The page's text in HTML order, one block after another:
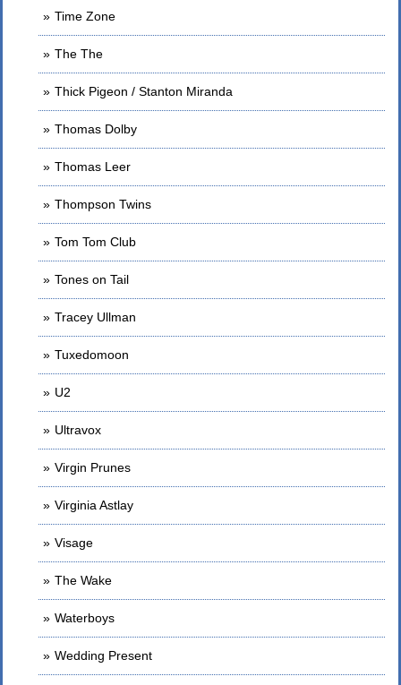
Time Zone
The The
Thick Pigeon / Stanton Miranda
Thomas Dolby
Thomas Leer
Thompson Twins
Tom Tom Club
Tones on Tail
Tracey Ullman
Tuxedomoon
U2
Ultravox
Virgin Prunes
Virginia Astlay
Visage
The Wake
Waterboys
Wedding Present